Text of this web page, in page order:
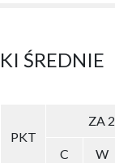
ŚREDNIE
PKT
ZA 2
C W
PKT
ZA 2
C W